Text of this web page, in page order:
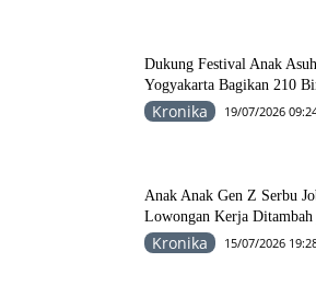
Dukung Festival Anak
Yogyakarta Bagikan 210
Kronika 19/07/2026
Anak Anak Gen Z Serbu
Lowongan Kerja
Kronika 15/07/2026